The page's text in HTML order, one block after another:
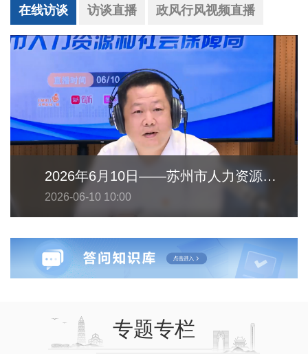
在线访谈 访谈直播 政风行风视频直播
2026年6月10日——苏州市人力资源和社会保障局
2026-06-10 10:00
专题专栏